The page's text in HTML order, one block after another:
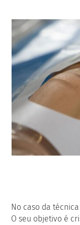
No caso da
O seu objetivo é